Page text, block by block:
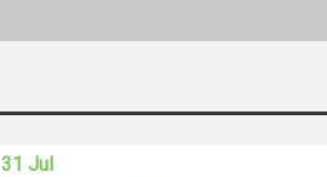
31 Jul